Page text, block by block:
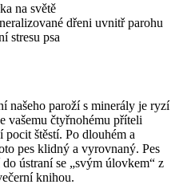
na světě
dřeni uvnitř parohu
stresu psa
našeho paroží s minerály je ryzí
vašemu čtyřnohému příteli
štěstí. Po dlouhém a
pes klidný a vyrovnaný. Pes
ústraní se „svým úlovkem“ z
knihou.